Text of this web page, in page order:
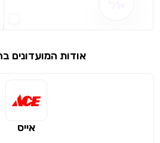
שימו לב!
הבנתי,
אודות המועדונים
אייס